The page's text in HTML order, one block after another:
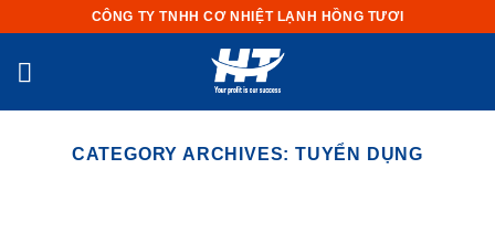
content
CÔNG TY TNHH CƠ NHIỆT LẠNH HỒNG TƯƠI
CATEGORY ARCHIVES:TUYỂN DỤNG